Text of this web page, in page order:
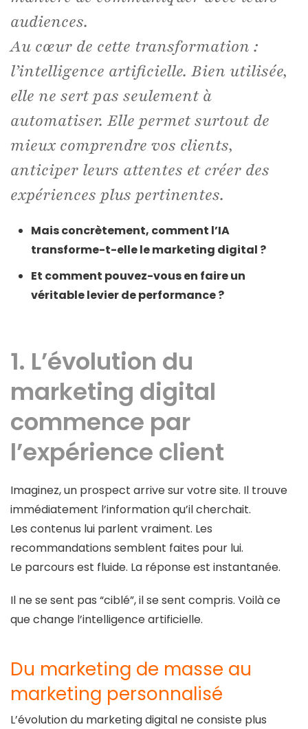
audiences.
Au cœur de cette transformation :
l’intelligence artificielle. Bien utilisée,
elle ne sert pas seulement à
automatiser. Elle permet surtout de
mieux comprendre vos clients,
anticiper leurs attentes et créer des
expériences plus pertinentes.
Mais concrètement, comment l’IA
transforme-t-elle le marketing digital ?
Et comment pouvez-vous en faire un
véritable levier de performance ?
1. L’évolution du
marketing digital
commence par
l’expérience client
Imaginez, un prospect arrive sur votre site. Il trouve
immédiatement l’information qu’il cherchait.
Les contenus lui parlent vraiment. Les
recommandations semblent faites pour lui.
Le parcours est fluide. La réponse est instantanée.
Il ne se sent pas “ciblé”, il se sent compris. Voilà ce
que change l’intelligence artificielle.
Du marketing de masse au
marketing personnalisé
L’évolution du marketing digital ne consiste plus